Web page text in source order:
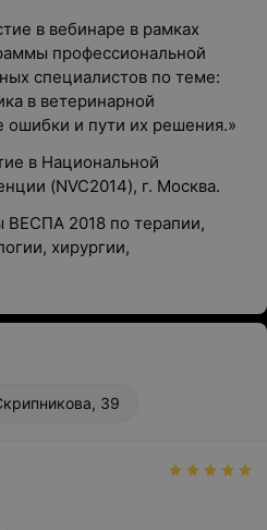
в вебинаре в рамках
профессиональной
специалистов по теме:
в ветеринарной
ошибки и пути их решения.»
в Национальной
(NVC2014), г. Москва.
ВЕСПА 2018 по терапии,
хирургии,
39